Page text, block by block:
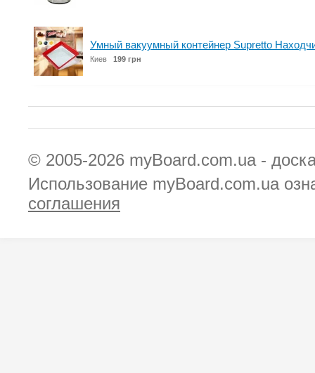
Умный вакуумный контейнер Supretto
Киев 199 грн
© 2005-2026 myBoard.com.ua -
Использование myBoard.com.ua
соглашения